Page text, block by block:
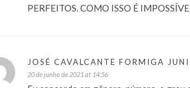
PERFEITOS. COMO ISSO É
JOSÉ CAVALCANTE FORMIGA
20 de junho de 2021 at 14:56